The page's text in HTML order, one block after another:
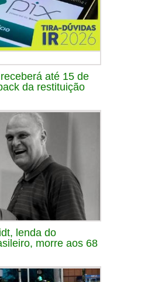
até 15 de
da restituição
lenda do
morre aos 68